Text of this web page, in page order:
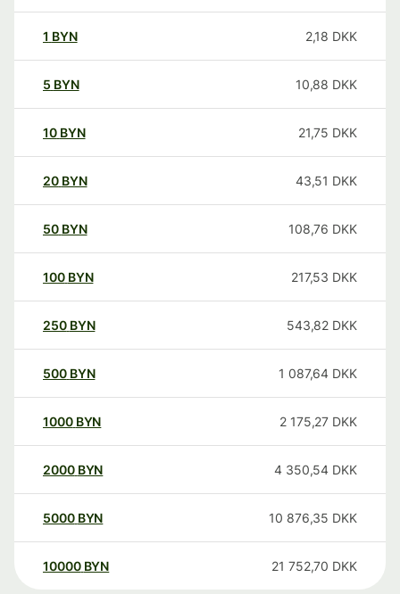
1 BYN 2,18 DKK
5 BYN 10,88 DKK
10 BYN 21,75 DKK
20 BYN 43,51 DKK
50 BYN 108,76 DKK
100 BYN 217,53 DKK
250 BYN 543,82 DKK
500 BYN 1 087,64 DKK
1000 BYN 2 175,27 DKK
2000 BYN 4 350,54 DKK
5000 BYN 10 876,35 DKK
10000 BYN 21 752,70 DKK